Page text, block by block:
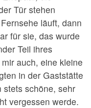
Tür stehen
läuft, dann
für sie, das wurde
Teil ihres
auch, eine kleine
in der Gaststätte
stets schöne, sehr
vergessen werde.